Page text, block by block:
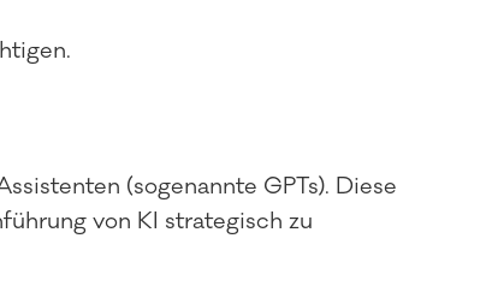
(sogenannte GPTs). Diese
von KI strategisch zu